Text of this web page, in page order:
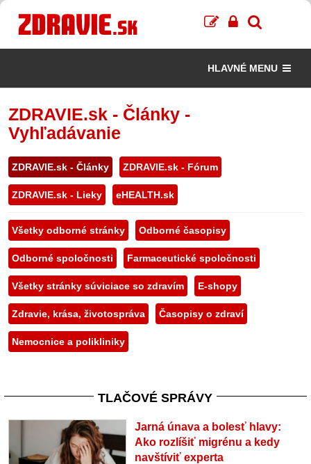
HLAVNÉ MENU
ZDRAVIE.sk - Články -
Vyhľadávanie
ZDRAVIE.sk - Články ZDRAVIE.sk - Fórum
ZDRAVIE.sk - Lieky eHEALTH.sk
Všetky odborné stránky Odborné časopisy
Odborné spoločnosti Farmaceutické spoločnosti
Všetky stránky súviciace so zdravím E-shopy
Zdravie, krása, životospráva Časopisy o zdraví
Nemocnice a polikliniky
TLAČOVÉ SPRÁVY
Jarná únava a bolesť hlavy:
Ako rozlíšiť migrénu a kedy
navštíviť experta